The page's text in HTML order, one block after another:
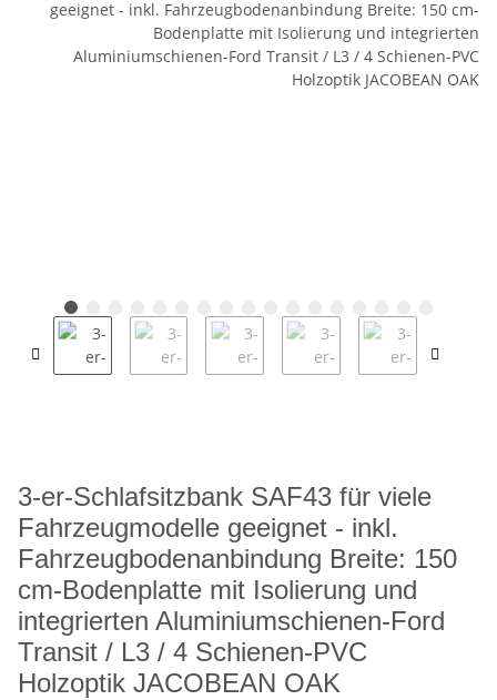
3-er-Schlafsitzbank SAF43 für viele
Fahrzeugmodelle geeignet - inkl.
Fahrzeugbodenanbindung Breite: 150
cm-Bodenplatte mit Isolierung und
integrierten Aluminiumschienen-Ford
Transit / L3 / 4 Schienen-PVC
Holzoptik JACOBEAN OAK